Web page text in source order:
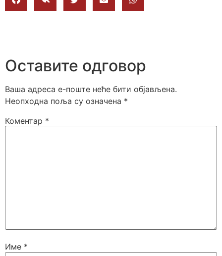
Оставите одговор
Ваша адреса е-поште неће бити објављена.
Неопходна поља су означена *
Коментар *
Име *